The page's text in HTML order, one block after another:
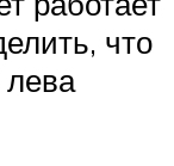
что